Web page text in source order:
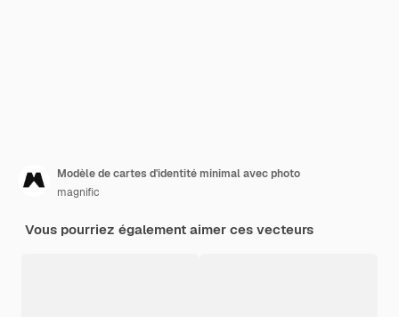
Modèle de cartes d'identité minimal avec photo
magnific
Vous pourriez également aimer ces vecteurs